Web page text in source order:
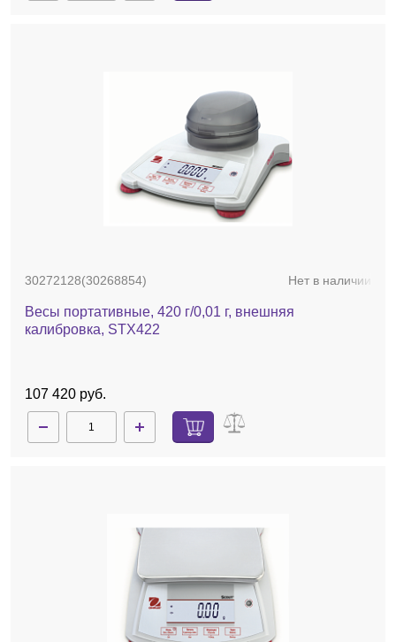
30272128(30268854) Нет в наличии
Весы портативные, 420 г/0,01 г, внешняя
калибровка, STX422
107 420 руб.